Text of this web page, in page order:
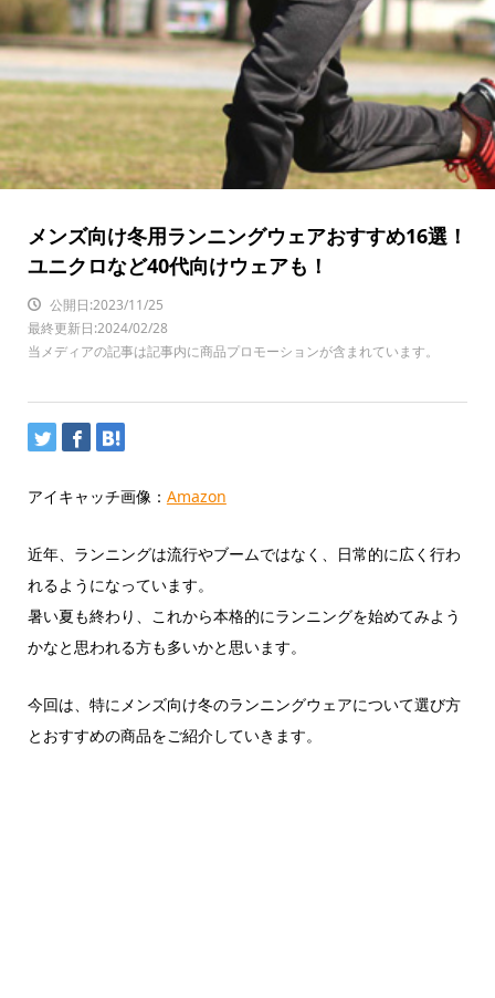
メンズ向け冬用ランニングウェアおすすめ16選！
ユニクロなど40代向けウェアも！
公開日:2023/11/25
最終更新日:2024/02/28
当メディアの記事は記事内に商品プロモーションが含まれています。
アイキャッチ画像： Amazon
近年、ランニングは流行やブームではなく、日常的に広く行わ
れるようになっています。
暑い夏も終わり、これから本格的にランニングを始めてみよう
かなと思われる方も多いかと思います。
今回は、特にメンズ向け冬のランニングウェアについて選び方
とおすすめの商品をご紹介していきます。